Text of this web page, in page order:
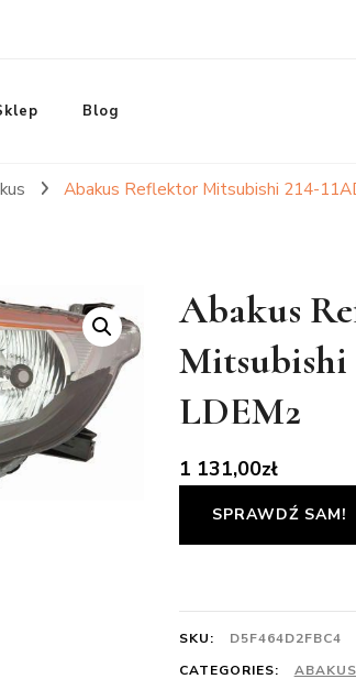
Blog
Abakus Reflektor Mitsubishi 214-
Abakus
Mitsubishi
LDEM2
1 131,00zł
SPRAWDŹ SAM!
SKU:
D5F464D2FBC4
CATEGORIES:
ABAKUS